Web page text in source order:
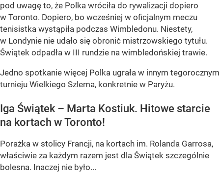
pod uwagę to, że Polka wróciła do rywalizacji dopiero
w Toronto. Dopiero, bo wcześniej w oficjalnym meczu
tenisistka wystąpiła podczas Wimbledonu. Niestety,
w Londynie nie udało się obronić mistrzowskiego tytułu.
Świątek odpadła w III rundzie na wimbledońskiej trawie.
Jedno spotkanie więcej Polka ugrała w innym tegorocznym
turnieju Wielkiego Szlema, konkretnie w Paryżu.
Iga Świątek – Marta Kostiuk. Hitowe starcie
na kortach w Toronto!
Porażka w stolicy Francji, na kortach im. Rolanda Garrosa,
właściwie za każdym razem jest dla Świątek szczególnie
bolesna. Inaczej nie było...